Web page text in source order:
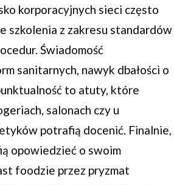
korporacyjnych sieci często
szkolenia z zakresu standardów
Świadomość
sanitarnych, nawyk dbałości o
to atuty, które
salonach czy u
potrafią docenić. Finalnie,
opowiedzieć o swoim
foodzie przez pryzmat